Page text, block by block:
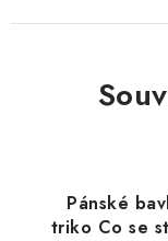
Pánské
triko Co se